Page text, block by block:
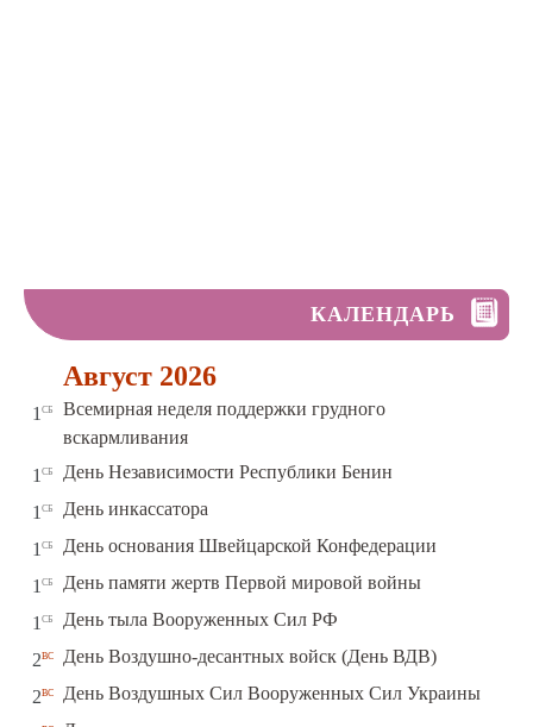
КАЛЕНДАРЬ
Август 2026
1 сб
Всемирная неделя поддержки грудного
вскармливания
1 сб День Независимости Республики Бенин
1 сб День инкассатора
1 сб День основания Швейцарской Конфедерации
1 сб День памяти жертв Первой мировой войны
1 сб День тыла Вооруженных Сил РФ
2вс День Воздушно-десантных войск (День ВДВ)
2вс День Воздушных Сил Вооруженных Сил Украины